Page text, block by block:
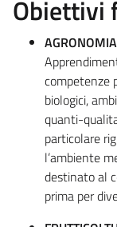
Obiettivi
competenze
biologici,
quanti-
particolare
l’ambiente
destinato al
prima per